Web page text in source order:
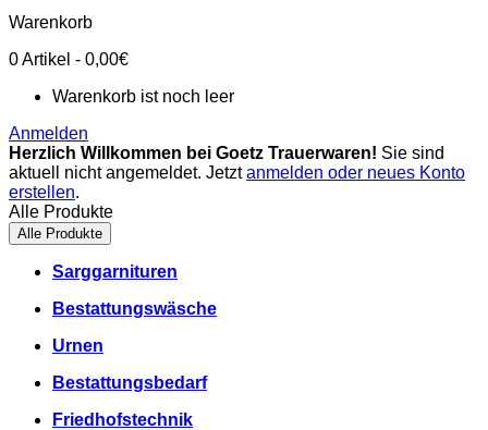
Warenkorb
0Artikel - 0,00€
Warenkorb ist noch leer
Anmelden
Herzlich Willkommen bei Goetz Trauerwaren! Sie sind
aktuell nicht angemeldet. Jetztanmelden oder neues Konto
erstellen.
Alle Produkte
Alle Produkte
Sarggarnituren
Bestattungswäsche
Urnen
Bestattungsbedarf
Friedhofstechnik